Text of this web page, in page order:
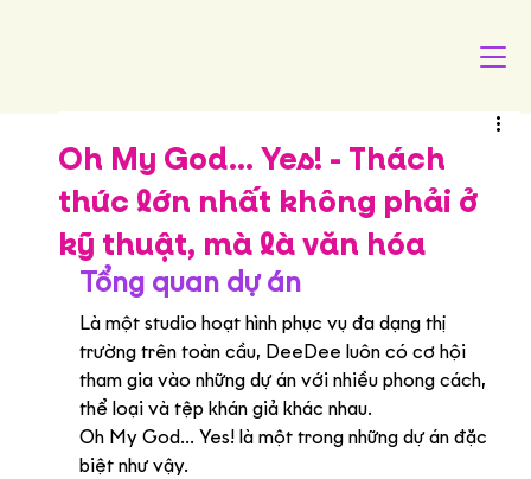
Oh My God... Yes! - Thách
thức lớn nhất không phải ở
kỹ thuật, mà là văn hóa
Tổng quan dự án
Là một studio hoạt hình phục vụ đa dạng thị
trường trên toàn cầu, DeeDee luôn có cơ hội
tham gia vào những dự án với nhiều phong cách,
thể loại và tệp khán giả khác nhau.
Oh My God... Yes! là một trong những dự án đặc
biệt như vậy.